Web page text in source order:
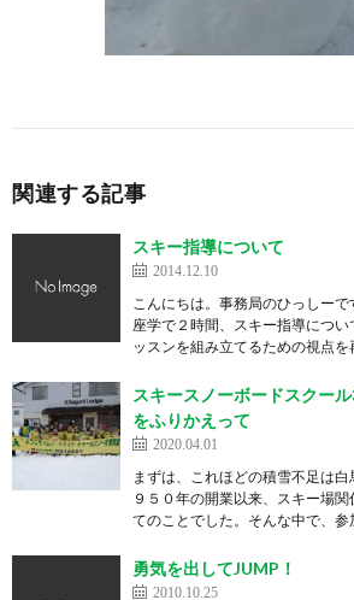
関連する記事
スキー指導について
2014.12.10
こんにちは。事務局のひっしー
座学で２時間、スキー指導につ
ッスンを組み立てるための視点
スキースノーボードスクー
をふりかえって
2020.04.01
まずは、これほどの積雪不足は白
９５０年の開業以来、スキー場
てのことでした。そんな中で、
勇気を出してJUMP！
2010.10.25